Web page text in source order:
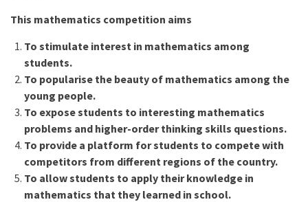
This mathematics competition aims
To stimulate interest in mathematics among
students.
To popularise the beauty of mathematics among the
young people.
To expose students to interesting mathematics
problems and higher-order thinking skills questions.
To provide a platform for students to compete with
competitors from different regions of the country.
To allow students to apply their knowledge in
mathematics that they learned in school.